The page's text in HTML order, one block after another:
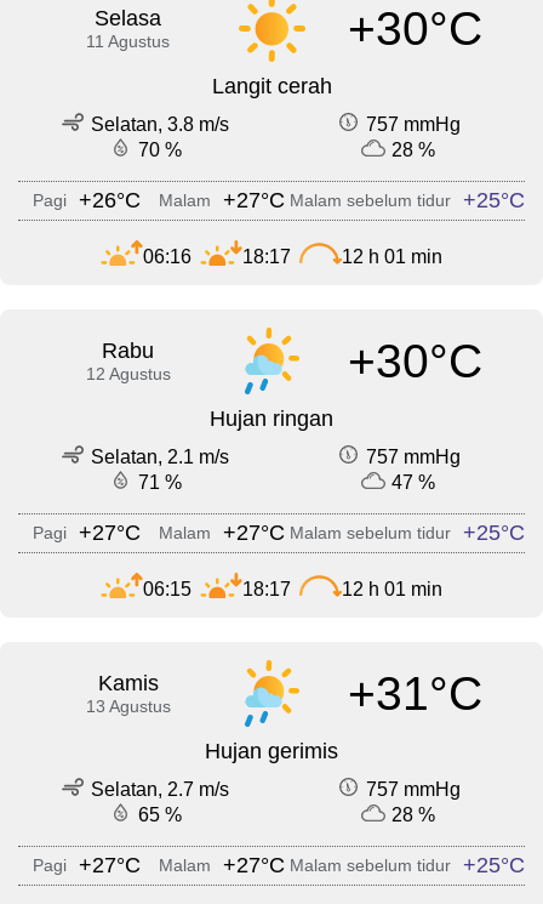
Selasa
11 Agustus +30°C
Langit cerah
Selatan, 3.8 m/s
757 mmHg
70 %
28 %
Pagi +26°C Malam +27°C Malam sebelum tidur +25°C
06:16 18:17 12 h 01 min
Rabu
12 Agustus +30°C
Hujan ringan
Selatan, 2.1 m/s
757 mmHg
71 %
47 %
Pagi +27°C Malam +27°C Malam sebelum tidur +25°C
06:15 18:17 12 h 01 min
Kamis
13 Agustus +31°C
Hujan gerimis
Selatan, 2.7 m/s
757 mmHg
65 %
28 %
Pagi +27°C Malam +27°C Malam sebelum tidur +25°C